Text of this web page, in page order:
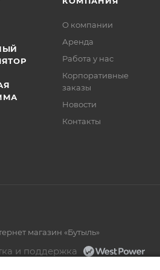
О компании
Аренда
Работа у нас
Корпоративные
заказы
Новости
Контакты
магазин «Бутыль»
и поддержка